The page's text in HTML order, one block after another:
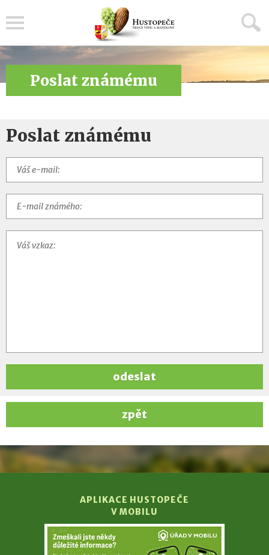
Poslat známému
Poslat známému
odeslat
zpět
APLIKACE HUSTOPEČE
V MOBILU